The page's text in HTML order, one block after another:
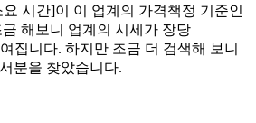
시간]이 이 업계의 가격책정 기준인
해보니 업계의 시세가 장당
집니다. 하지만 조금 더 검색해 보니
분을 찾았습니다.